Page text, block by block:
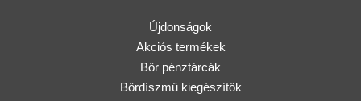
Újdonságok
Akciós termékek
Bőr pénztárcák
Bőrdíszmű kiegészítők